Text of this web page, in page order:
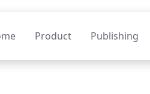
Product Publishing